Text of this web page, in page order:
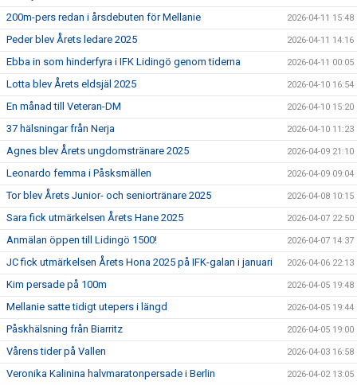
200m-pers redan i årsdebuten för Mellanie 2026-04-11 15:48
Peder blev Årets ledare 2025 2026-04-11 14:16
Ebba in som hinderfyra i IFK Lidingö genom tiderna 2026-04-11 00:05
Lotta blev Årets eldsjäl 2025 2026-04-10 16:54
En månad till Veteran-DM 2026-04-10 15:20
37 hälsningar från Nerja 2026-04-10 11:23
Agnes blev Årets ungdomstränare 2025 2026-04-09 21:10
Leonardo femma i Påsksmällen 2026-04-09 09:04
Tor blev Årets Junior- och seniortränare 2025 2026-04-08 10:15
Sara fick utmärkelsen Årets Hane 2025 2026-04-07 22:50
Anmälan öppen till Lidingö 1500! 2026-04-07 14:37
JC fick utmärkelsen Årets Hona 2025 på IFK-galan i januari 2026-04-06 22:13
Kim persade på 100m 2026-04-05 19:48
Mellanie satte tidigt utepers i längd 2026-04-05 19:44
Påskhälsning från Biarritz 2026-04-05 19:00
Vårens tider på Vallen 2026-04-03 16:58
Veronika Kalinina halvmaratonpersade i Berlin 2026-04-02 13:05